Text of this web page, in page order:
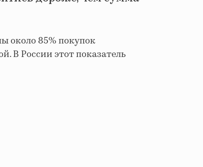
около 85% покупок
В России этот показатель